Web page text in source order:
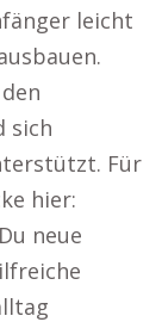
leicht
sich
Für
hier:
neue